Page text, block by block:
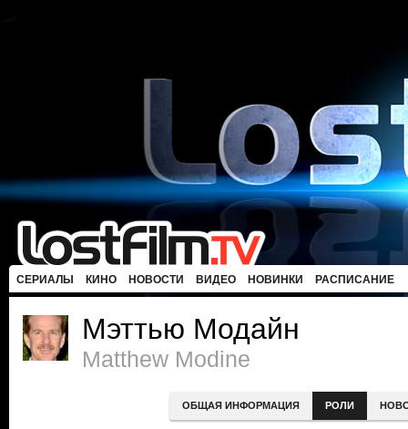
СЕРИАЛЫ КИНО НОВОСТИ ВИДЕО НОВИНКИ РАСПИСАНИЕ
Мэттью Модайн
Matthew Modine
ОБЩАЯ ИНФОРМАЦИЯ РОЛИ